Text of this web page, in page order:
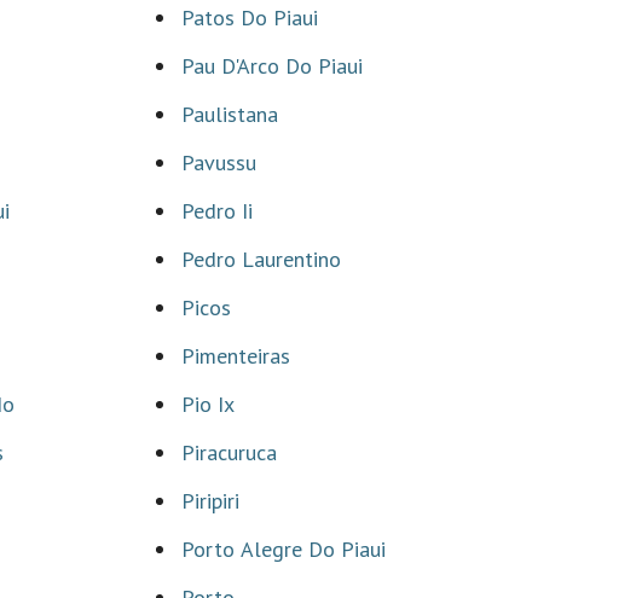
Patos Do Piaui
Pau D'Arco Do Piaui
Paulistana
Pavussu
Pedro Ii
Pedro Laurentino
Picos
Pimenteiras
Pio Ix
Piracuruca
Piripiri
Porto Alegre Do Piaui